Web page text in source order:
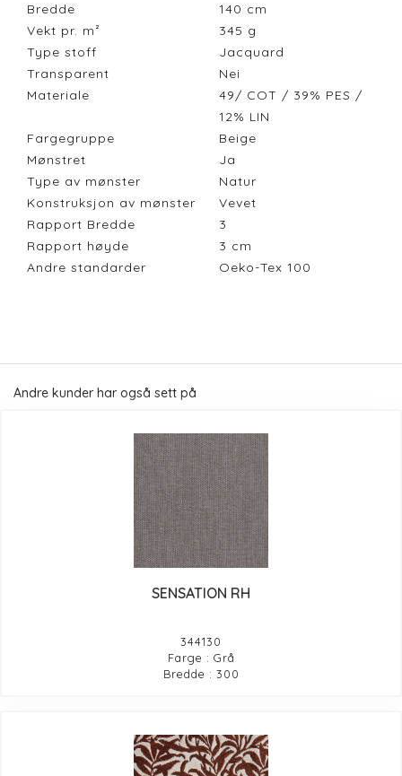
Bredde 140 cm
Vekt pr. m²
345 g
Type stoff
Jacquard
Transparent
Nei
Materiale
49/ COT / 39% PES /
12% LIN
Fargegruppe
Beige
Mønstret
Ja
Type av mønster
Natur
Konstruksjon av mønster
Vevet
Rapport Bredde
3
Rapport høyde
3 cm
Andre standarder
Oeko-Tex 100
Andre kunder har også sett på
SENSATION RH
344130
Farge : Grå
Bredde : 300